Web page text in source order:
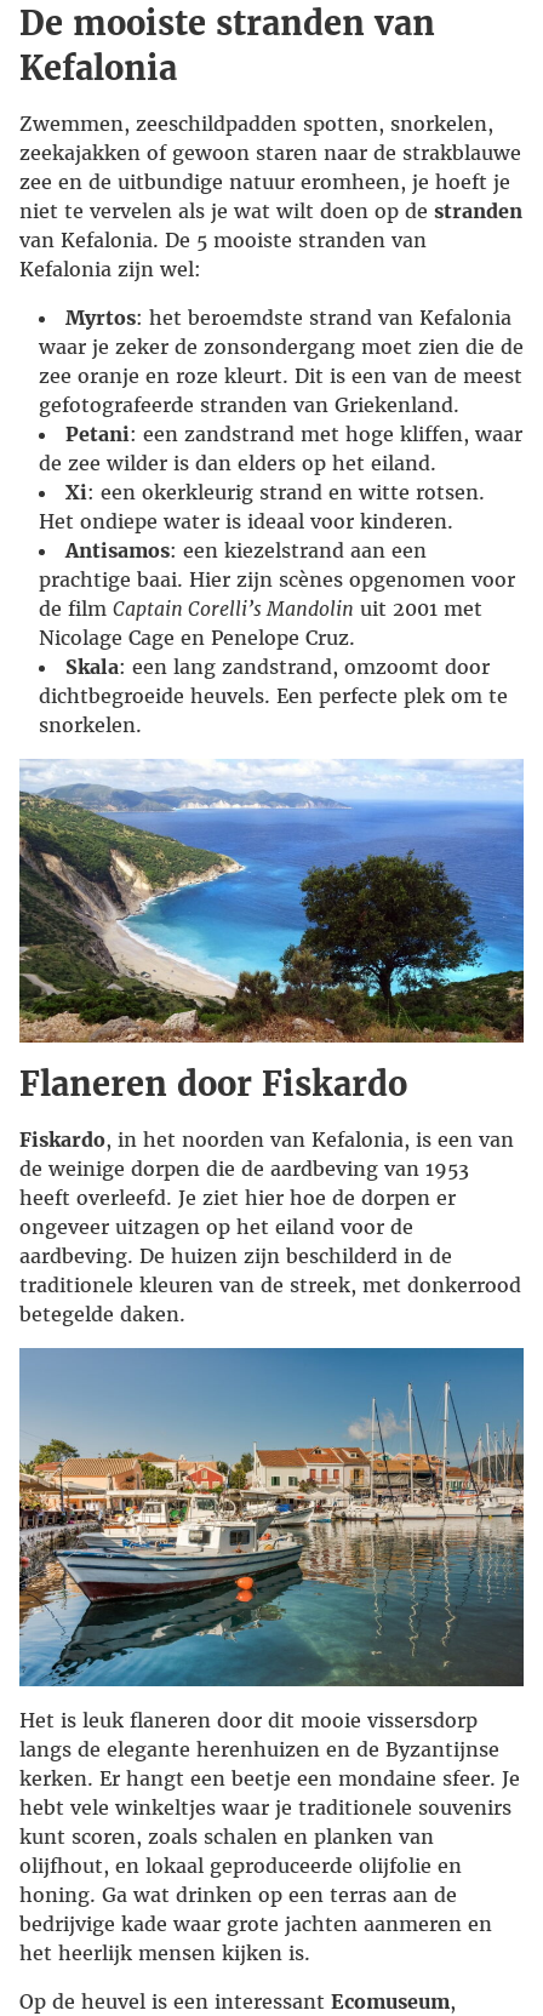
De mooiste stranden van
Kefalonia
Zwemmen, zeeschildpadden spotten, snorkelen,
zeekajakken of gewoon staren naar de strakblauwe
zee en de uitbundige natuur eromheen, je hoeft je
niet te vervelen als je wat wilt doen op de stranden
van Kefalonia. De 5 mooiste stranden van
Kefalonia zijn wel:
Myrtos: het beroemdste strand van Kefalonia
waar je zeker de zonsondergang moet zien die de
zee oranje en roze kleurt. Dit is een van de meest
gefotografeerde stranden van Griekenland.
Petani: een zandstrand met hoge kliffen, waar
de zee wilder is dan elders op het eiland.
Xi: een okerkleurig strand en witte rotsen.
Het ondiepe water is ideaal voor kinderen.
Antisamos: een kiezelstrand aan een
prachtige baai. Hier zijn scènes opgenomen voor
de film Captain Corelli’s Mandolin uit 2001 met
Nicolage Cage en Penelope Cruz.
Skala: een lang zandstrand, omzoomt door
dichtbegroeide heuvels. Een perfecte plek om te
snorkelen.
Flaneren door Fiskardo
Fiskardo, in het noorden van Kefalonia, is een van
de weinige dorpen die de aardbeving van 1953
heeft overleefd. Je ziet hier hoe de dorpen er
ongeveer uitzagen op het eiland voor de
aardbeving. De huizen zijn beschilderd in de
traditionele kleuren van de streek, met donkerrood
betegelde daken.
Het is leuk flaneren door dit mooie vissersdorp
langs de elegante herenhuizen en de Byzantijnse
kerken. Er hangt een beetje een mondaine sfeer. Je
hebt vele winkeltjes waar je traditionele souvenirs
kunt scoren, zoals schalen en planken van
olijfhout, en lokaal geproduceerde olijfolie en
honing. Ga wat drinken op een terras aan de
bedrijvige kade waar grote jachten aanmeren en
het heerlijk mensen kijken is.
Op de heuvel is een interessant Ecomuseum,